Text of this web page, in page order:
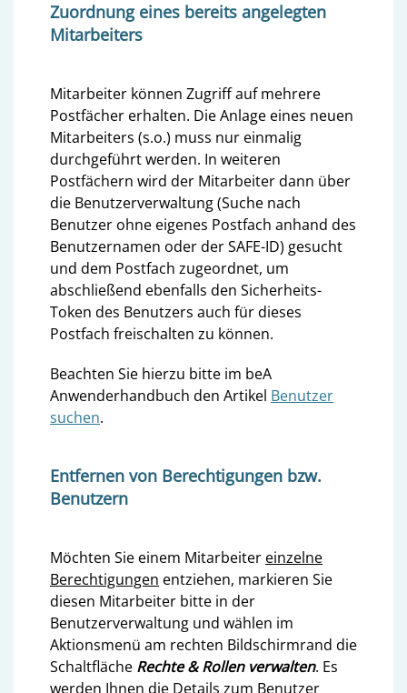
Zuordnung eines bereits angelegten
Mitarbeiters
Mitarbeiter können Zugriff auf mehrere
Postfächer erhalten. Die Anlage eines neuen
Mitarbeiters (s.o.) muss nur einmalig
durchgeführt werden. In weiteren
Postfächern wird der Mitarbeiter dann über
die Benutzerverwaltung (Suche nach
Benutzer ohne eigenes Postfach anhand des
Benutzernamen oder der SAFE-ID) gesucht
und dem Postfach zugeordnet, um
abschließend ebenfalls den Sicherheits-
Token des Benutzers auch für dieses
Postfach freischalten zu können.
Beachten Sie hierzu bitte im beA
Anwenderhandbuch den Artikel Benutzer
suchen.
Entfernen von Berechtigungen bzw.
Benutzern
Möchten Sie einem Mitarbeiter einzelne
Berechtigungen entziehen, markieren Sie
diesen Mitarbeiter bitte in der
Benutzerverwaltung und wählen im
Aktionsmenü am rechten Bildschirmrand die
Schaltfläche Rechte & Rollen verwalten. Es
werden Ihnen die Details zum Benutzer